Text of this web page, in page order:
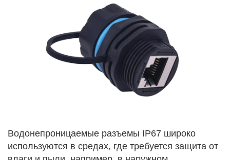
Водонепроницаемые разъемы IP67 широко
используются в средах, где требуется защита от